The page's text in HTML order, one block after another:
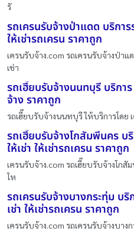
รั
รถเครนรับจ้างป่าแดด บริการ
ให้เช่ารถเครน ราคาถูก
เครนรับจ้าง.com รถเครนรับจ้างป่าแ
เช่า
รถเฮี๊ยบรับจ้างนนทบุรี บริกา
จ้าง ราคาถูก
รถเฮี๊ยบรับจ้างนนทบุรี ให้บริการโดย
รถเฮี๊ยบรับจ้างโกสัมพีนคร บ
ให้เช่า ให้เช่ารถเครน ราคาถูก
เครนรับจ้าง.com รถเฮี๊ยบรับจ้างโก
ให
รถเครนรับจ้างบางกระทุ่ม บริ
เช่า ให้เช่ารถเครน ราคาถูก
เครนรับจ้าง.com รถเครนรับจ้างบาง